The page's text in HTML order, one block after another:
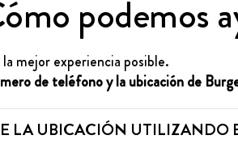
podemos
mejor experiencia posible.
de teléfono y la ubicación de
LA UBICACIÓN